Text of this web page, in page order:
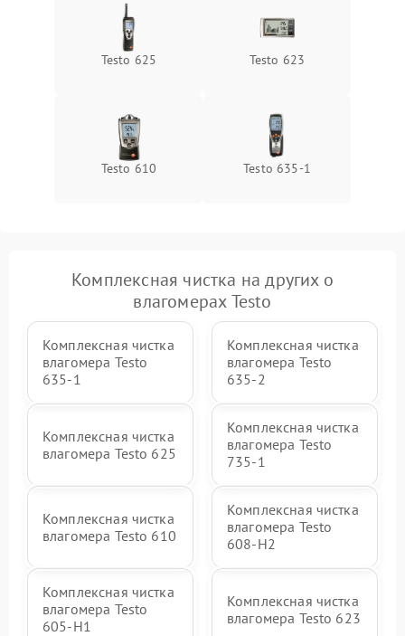
Testo 625 Testo 623
Testo 610 Testo 635-1
Комплексная чистка на других о
влагомерах Testo
Комплексная чистка
влагомера Testo
635-1
Комплексная чистка
влагомера Testo
635-2
Комплексная чистка
влагомера Testo 625
Комплексная чистка
влагомера Testo
735-1
Комплексная чистка
влагомера Testo 610
Комплексная чистка
влагомера Testo
608-H2
Комплексная чистка
влагомера Testo
605-H1
Комплексная чистка
влагомера Testo 623